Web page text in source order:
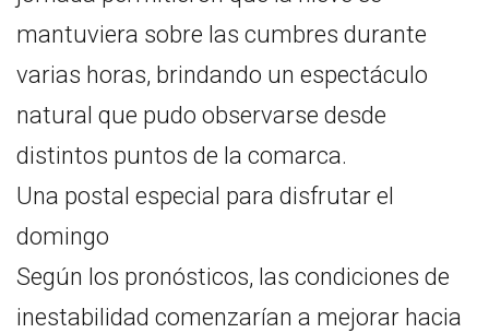
mantuviera sobre las cumbres durante
varias horas, brindando un espectáculo
natural que pudo observarse desde
distintos puntos de la comarca.
Una postal especial para disfrutar el
domingo
Según los pronósticos, las condiciones de
inestabilidad comenzarían a mejorar hacia